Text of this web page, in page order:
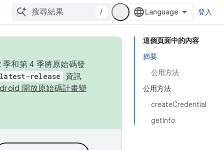
/ 登入
這個頁面中的內容
摘要
公用方法
公用方法
createCredential
getInfo
和第 4 季將原始碼發
release
資訊
開放原始碼計畫變